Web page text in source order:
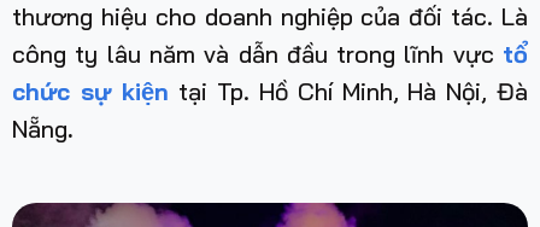
thương hiệu cho doanh nghiệp của đối tác. Là
công ty lâu năm và dẫn đầu trong lĩnh vực tổ
chức sự kiện tại Tp. Hồ Chí Minh, Hà Nội, Đà
Nẵng.